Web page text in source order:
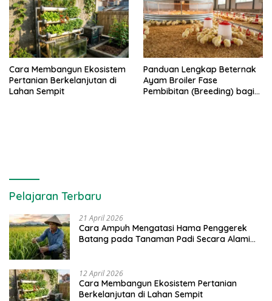
Cara Membangun Ekosistem
Pertanian Berkelanjutan di
Lahan Sempit
Panduan Lengkap Beternak
Ayam Broiler Fase
Pembibitan (Breeding) bagi
Pelajaran Terbaru
21 April 2026
Cara Ampuh Mengatasi Hama Penggerek
Batang pada Tanaman Padi Secara Alami
12 April 2026
Cara Membangun Ekosistem Pertanian
Berkelanjutan di Lahan Sempit